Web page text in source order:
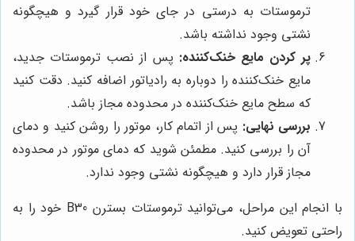
ترموستات به درستی در جای خود قرار گیرد و هیچگونه
نشتی وجود نداشته باشد.
پر کردن مایع خنک‌کننده: پس از نصب ترموستات جدید،
مایع خنک‌کننده را دوباره به رادیاتور اضافه کنید. دقت کنید
که سطح مایع خنک‌کننده در محدوده مجاز باشد.
بررسی نهایی: پس از اتمام کار، موتور را روشن کنید و دمای
آن را بررسی کنید. مطمئن شوید که دمای موتور در محدوده
مجاز قرار دارد و هیچگونه نشتی وجود ندارد.
با انجام این مراحل، می‌توانید ترموستات بسترن B30 خود را به
راحتی تعویض کنید.